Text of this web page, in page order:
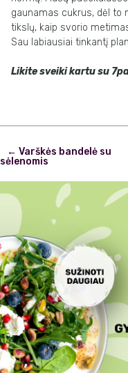
gaunamas cukrus, dėl to
tikslų, kaip svorio
Sau labiausiai tinkantį
Likite sveiki kartu su
Post
navigation
← Varškės bandelė su
sėlenomis